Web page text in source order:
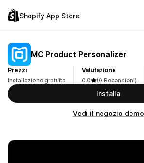
Shopify App Store
MC Product Personalizer
Prezzi
Installazione gratuita
Valutazione
0,0
(0 Recensioni)
Installa
Vedi il negozio demo